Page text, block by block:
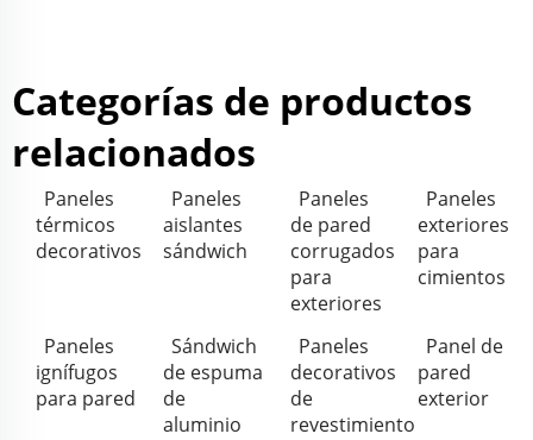
Categorías de productos
relacionados
Paneles
térmicos
decorativos
Paneles
aislantes
sándwich
Paneles
de pared
corrugados
para
exteriores
Paneles
exteriores
para
cimientos
Paneles
ignífugos
para pared
Sándwich
de espuma
de
aluminio
Paneles
decorativos
de
revestimiento
Panel de
pared
exterior